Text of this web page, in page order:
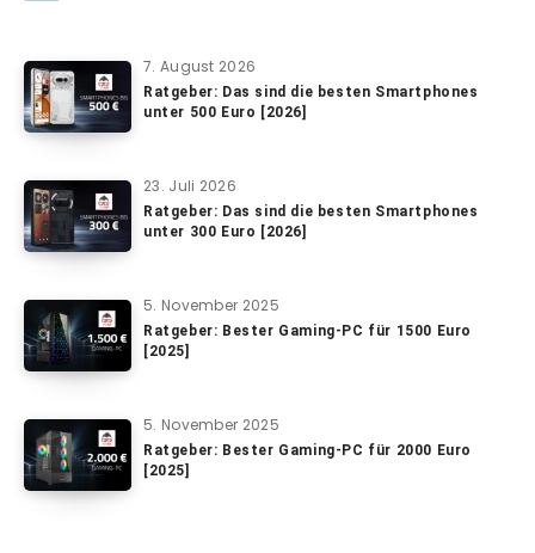
7. August 2026
Ratgeber: Das sind die besten Smartphones
unter 500 Euro [2026]
23. Juli 2026
Ratgeber: Das sind die besten Smartphones
unter 300 Euro [2026]
5. November 2025
Ratgeber: Bester Gaming-PC für 1500 Euro
[2025]
5. November 2025
Ratgeber: Bester Gaming-PC für 2000 Euro
[2025]